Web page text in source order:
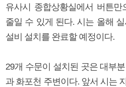
유사시 종합상황실에서 버튼
줄일 수 있게 된다. 시는 올해
설비 설치를 완료할 예정이다.
29개 수문이 설치된 곳은 대부
과 화포천 주변이다. 앞서 시는